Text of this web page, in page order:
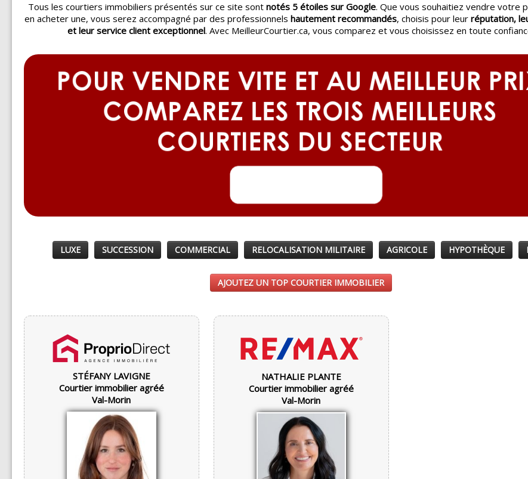
Tous les courtiers immobiliers présentés sur ce site sont notés 5 étoiles sur Google. Que vous souhaitiez vendre votre
en acheter une, vous serez accompagné par des professionnels hautement recommandés, choisis pour leur réputation,
et leur service client exceptionnel. Avec MeilleurCourtier.ca, vous comparez et vous choisissez en toute
LUXE SUCCESSION COMMERCIAL RELOCALISATION MILITAIRE AGRICOLE HYPOTHÈQUE
AJOUTEZ UN TOP COURTIER IMMOBILIER
STÉFANY LAVIGNE
Courtier immobilier agréé
Val-Morin
NATHALIE PLANTE
Courtier immobilier agréé
Val-Morin